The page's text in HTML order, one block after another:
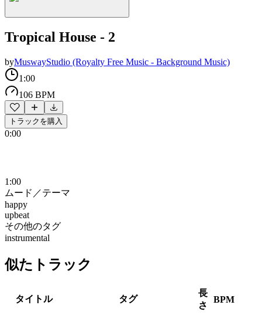
Tropical House - 2
byMuswayStudio (Royalty Free Music - Background Music)
1:00
106 BPM
トラックを購入
0:00
1:00
ムード／テーマ
happy
upbeat
その他のタグ
instrumental
似たトラック
タイトル タグ
長
さ
BPM